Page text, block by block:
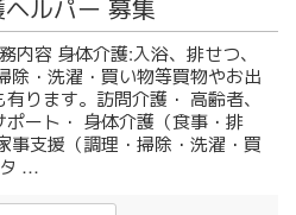
ヘルパー 募集
内容 身体介護:入浴、排せつ、
除・洗濯・買い物等買物やお出
ります。訪問介護・ 高齢者、
ート・ 身体介護（食事・排
事支援（調理・掃除・洗濯・買
タ …